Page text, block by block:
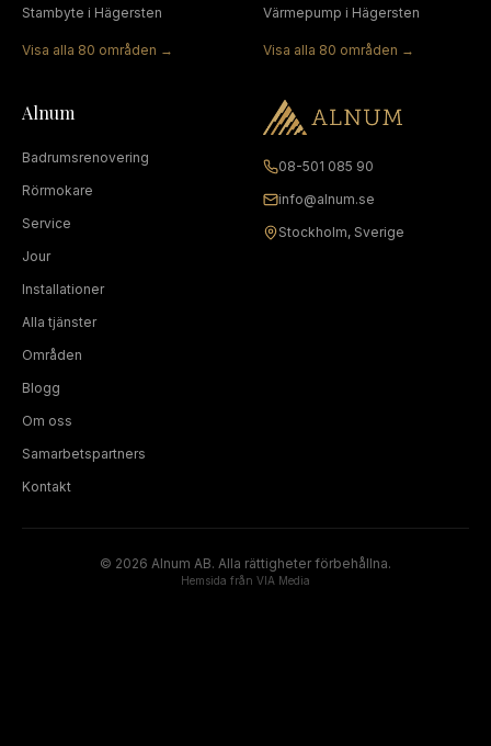
Stambyte i Hägersten
Visa alla 80 områden →
Värmepump i Hägersten
Visa alla 80 områden →
Alnum
Badrumsrenovering
Rörmokare
Service
Jour
Installationer
Alla tjänster
Områden
Blogg
Om oss
Samarbetspartners
Kontakt
08-501 085 90
info@alnum.se
Stockholm, Sverige
© 2026 Alnum AB. Alla rättigheter förbehållna.
Hemsida från VIA Media